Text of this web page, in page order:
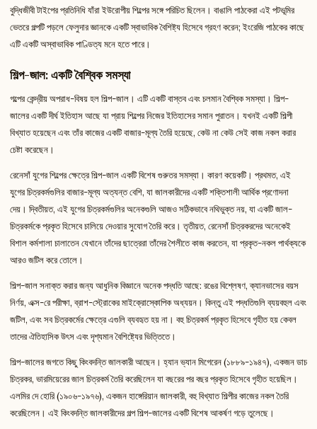
বুদ্ধিজীবী টাইপের প্রতিনিধি যাঁরা ইউরোপীয় শিল্পের সঙ্গে পরিচিত ছিলেন। বাঙালি পাঠকেরা এই পটভূমির
ভেতরে গল্পটি পড়লে ফেলুদার জ্ঞানকে একটি স্বাভাবিক বৈশিষ্ট্য হিসেবে গ্রহণ করেন; ইংরেজি পাঠকের কাছে
এটি একটি অস্বাভাবিক পাণ্ডিত্য মনে হতে পারে।
শিল্প-জাল: একটি বৈশ্বিক সমস্যা
গল্পের কেন্দ্রীয় অপরাধ-বিষয় হল শিল্প-জাল। এটি একটি বাস্তব এবং চলমান বৈশ্বিক সমস্যা। শিল্প-
জালের একটি দীর্ঘ ইতিহাস আছে যা প্রায় শিল্পের নিজের ইতিহাসের সমান পুরাতন। যখনই একটি শিল্পী
বিখ্যাত হয়েছেন এবং তাঁর কাজের একটি বাজার-মূল্য তৈরি হয়েছে, কেউ না কেউ সেই কাজ নকল করার
চেষ্টা করেছেন।
রেনেসাঁ যুগের শিল্পের ক্ষেত্রে শিল্প-জাল একটি বিশেষ গুরুতর সমস্যা। কারণ কয়েকটি। প্রথমত, এই
যুগের চিত্রকর্মগুলির বাজার-মূল্য অত্যন্ত বেশি, যা জালকারীদের একটি শক্তিশালী আর্থিক প্রণোদনা
দেয়। দ্বিতীয়ত, এই যুগের চিত্রকর্মগুলির অনেকগুলি আজও সঠিকভাবে নথিভুক্ত নয়, যা একটি জাল-
চিত্রকর্মকে প্রকৃত হিসেবে চালিয়ে দেওয়ার সুযোগ তৈরি করে। তৃতীয়ত, রেনেসাঁ চিত্রকরদের অনেকেই
বিশাল কর্মশালা চালাতেন যেখানে তাঁদের ছাত্রেরা তাঁদের শৈলীতে কাজ করতেন, যা প্রকৃত-নকল পার্থক্যকে
আরও জটিল করে তোলে।
শিল্প-জাল সনাক্ত করার জন্য আধুনিক বিজ্ঞানে অনেক পদ্ধতি আছে: রঙের বিশ্লেষণ, ক্যানভাসের বয়স
নির্ণয়, এক্স-রে পরীক্ষা, ব্রাশ-স্ট্রোকের মাইক্রোস্কোপিক অধ্যয়ন। কিন্তু এই পদ্ধতিগুলি ব্যয়বহুল এবং
জটিল, এবং সব চিত্রকর্মের ক্ষেত্রে এগুলি ব্যবহৃত হয় না। বহু চিত্রকর্ম প্রকৃত হিসেবে গৃহীত হয় কেবল
তাদের ঐতিহাসিক উৎস এবং দৃশ্যমান বৈশিষ্ট্যের ভিত্তিতে।
শিল্প-জালের জগতে কিছু কিংবদন্তি জালকারী আছেন। হ্যান ভ্যান মিগেরেন (১৮৮৯-১৯৪৭), একজন ডাচ
চিত্রকর, ভারমিয়েরের জাল চিত্রকর্ম তৈরি করেছিলেন যা বছরের পর বছর প্রকৃত হিসেবে গৃহীত হয়েছিল।
এলমির দে হোরি (১৯০৬-১৯৭৬), একজন হাঙ্গেরিয়ান জালকারী, বহু বিখ্যাত শিল্পীর কাজের নকল তৈরি
করেছিলেন। এই কিংবদন্তি জালকারীদের গল্প শিল্প-জালের একটি বিশেষ আকর্ষণ গড়ে তুলেছে।